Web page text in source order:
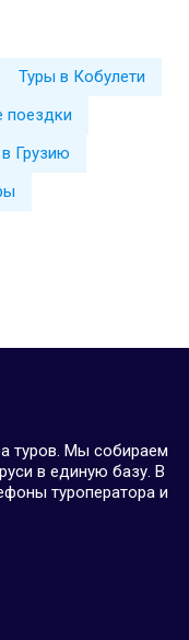
Туры в Кобулети
поездки
Грузию
туров. Мы собираем
в единую базу. В
туроператора и